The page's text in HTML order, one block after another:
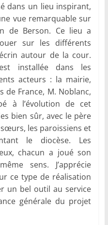
dans un lieu inspirant,
vue remarquable sur
de Berson. Ce lieu a
sur les différents
autour de la cour.
installée dans les
acteurs : la mairie,
de France, M. Noblanc,
à l’évolution de cet
bien sûr, avec le père
les paroissiens et
le diocèse. Les
chacun a joué son
sens. J’apprécie
ce type de réalisation
un bel outil au service
générale du projet